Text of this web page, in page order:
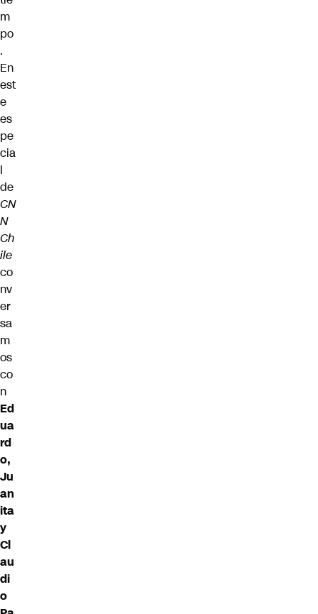
m
po
.
En
est
e
es
pe
cia
l
de
CN
N
Ch
ile
co
nv
er
sa
m
os
co
n
Ed
ua
rd
o,
Ju
an
ita
y
Cl
au
di
o